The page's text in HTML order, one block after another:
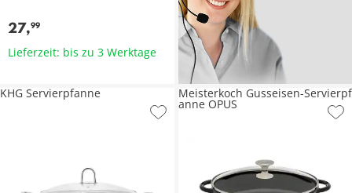
27,99
Lieferzeit: bis zu 3 Werktage
KHG Servierpfanne Meisterkoch Gusseisen-Servierpf
anne OPUS